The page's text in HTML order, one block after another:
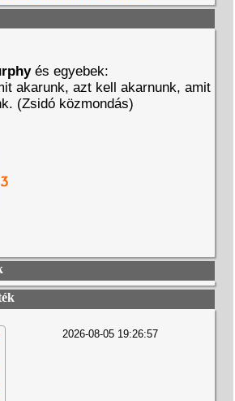
és egyebek:
akarunk, azt kell akarnunk, amit
(Zsidó közmondás)
2026-08-05 19:26:57